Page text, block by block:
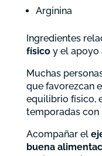
Arginina
Ingredientes
físicoy el apoyo
Muchas
que favorezcan
equilibrio físico,
temporadas
Acompañar el
buena